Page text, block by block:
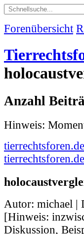
Forenübersicht
Anzahl
Hinweis:
Autor: michael |
[Hinweis:
Diskussion,